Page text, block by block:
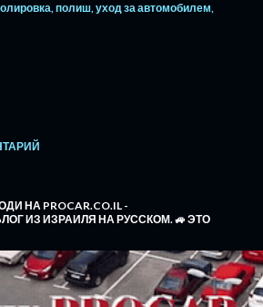
полиш уход за автомобилем
НА PROCAR.CO.IL -
ИЗ ИЗРАИЛЯ НА РУССКОМ. 🚙 ЭТО